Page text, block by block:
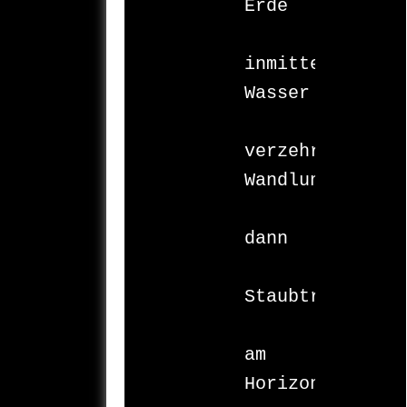
Erde
inmitten
Wasser
verzehrende
Wandlung
dann
am
Horizont